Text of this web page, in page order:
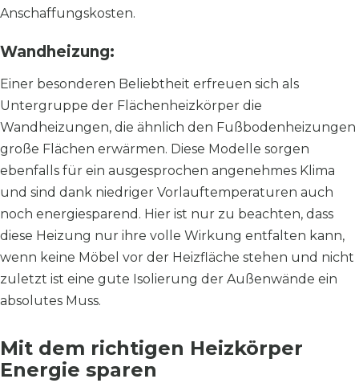
Anschaffungskosten.
Wandheizung:
Einer besonderen Beliebtheit erfreuen sich als
Untergruppe der Flächenheizkörper die
Wandheizungen, die ähnlich den Fußbodenheizungen
große Flächen erwärmen. Diese Modelle sorgen
ebenfalls für ein ausgesprochen angenehmes Klima
und sind dank niedriger Vorlauftemperaturen auch
noch energiesparend. Hier ist nur zu beachten, dass
diese Heizung nur ihre volle Wirkung entfalten kann,
wenn keine Möbel vor der Heizfläche stehen und nicht
zuletzt ist eine gute Isolierung der Außenwände ein
absolutes Muss.
Mit dem richtigen Heizkörper
Energie sparen